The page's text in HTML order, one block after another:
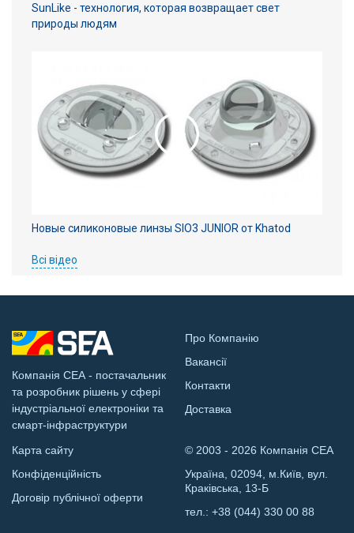
SunLike - технология, которая возвращает свет
природы людям
Новые силиконовые линзы SIO3 JUNIOR от Khatod
Всі відео
Компанія СЕА - постачальник
та розробник рішень у сфері
індустріальної електроніки та
смарт-інфраструктури
Про Компанію
Вакансії
Контакти
Доставка
Карта сайту
Конфіденційність
Договір публічної оферти
© 2003 - 2026 Компанія СЕА
Україна, 02094, м.Київ, вул.
Краківська, 13-Б
тел.: +38 (044) 330 00 88